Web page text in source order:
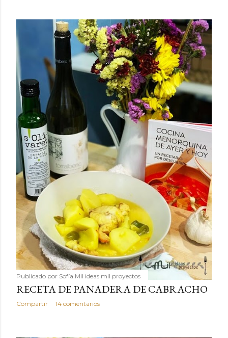
Publicado por Sofía Mil ideas mil proyectos
RECETA DE PANADERA DE CABRACHO
Compartir 14 comentarios